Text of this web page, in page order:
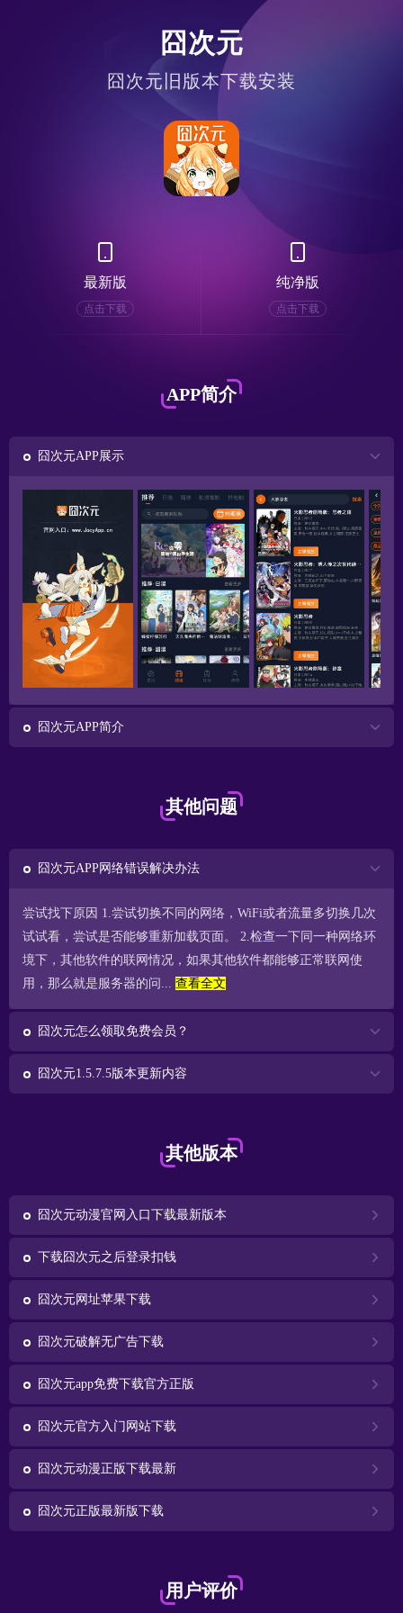
囧次元
囧次元旧版本下载安装
最新版
点击下载
纯净版
点击下载
APP简介
囧次元APP展示
囧次元APP简介
其他问题
囧次元APP网络错误解决办法
尝试找下原因 1.尝试切换不同的网络，WiFi或者流量多切换几次
试试看，尝试是否能够重新加载页面。 2.检查一下同一种网络环
境下，其他软件的联网情况，如果其他软件都能够正常联网使
用，那么就是服务器的问... 查看全文
囧次元怎么领取免费会员？
囧次元1.5.7.5版本更新内容
其他版本
囧次元动漫官网入口下载最新版本
下载囧次元之后登录扣钱
囧次元网址苹果下载
囧次元破解无广告下载
囧次元app免费下载官方正版
囧次元官方入门网站下载
囧次元动漫正版下载最新
囧次元正版最新版下载
用户评价